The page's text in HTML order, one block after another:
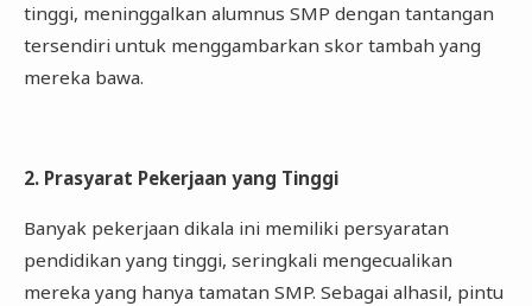
tinggi, meninggalkan alumnus SMP dengan tantangan
tersendiri untuk menggambarkan skor tambah yang
mereka bawa.
2. Prasyarat Pekerjaan yang Tinggi
Banyak pekerjaan dikala ini memiliki persyaratan
pendidikan yang tinggi, seringkali mengecualikan
mereka yang hanya tamatan SMP. Sebagai alhasil, pintu